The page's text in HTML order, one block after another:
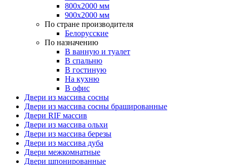
800х2000 мм
900х2000 мм
По стране производителя
Белорусские
По назначению
В ванную и туалет
В спальню
В гостиную
На кухню
В офис
Двери из массива сосны
Двери из массива сосны брашированные
Двери RIF массив
Двери из массива ольхи
Двери из массива березы
Двери из массива дуба
Двери межкомнатные
Двери шпонированные